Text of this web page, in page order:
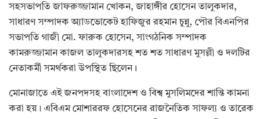
সহসভাপতি জাফরুজ্জামান খোকন, জাহাঙ্গীর হোসেন তালুকদার,
সাধারণ সম্পাদক অ্যাডভোকেট হাফিজুর রহমান চুন্নু, পৌর বিএনপির
সভাপতি গাজী মো. ফারুক হোসেন, সাংগঠনিক সম্পাদক
কামরুজ্জামান কাজল তালুকদারসহ শত শত সাধারণ মুসল্লী ও দলটির
নেতাকর্মী সমর্থকরা উপস্থিত ছিলেন।
মোনাজাতে এই জনপদসহ বাংলাদেশ ও বিশ্ব মুসলিমদের শান্তি কামনা
করা হয়। এবিএম মোশাররফ হোসেনের রাজনৈতিক সাফল্য ও তারেক